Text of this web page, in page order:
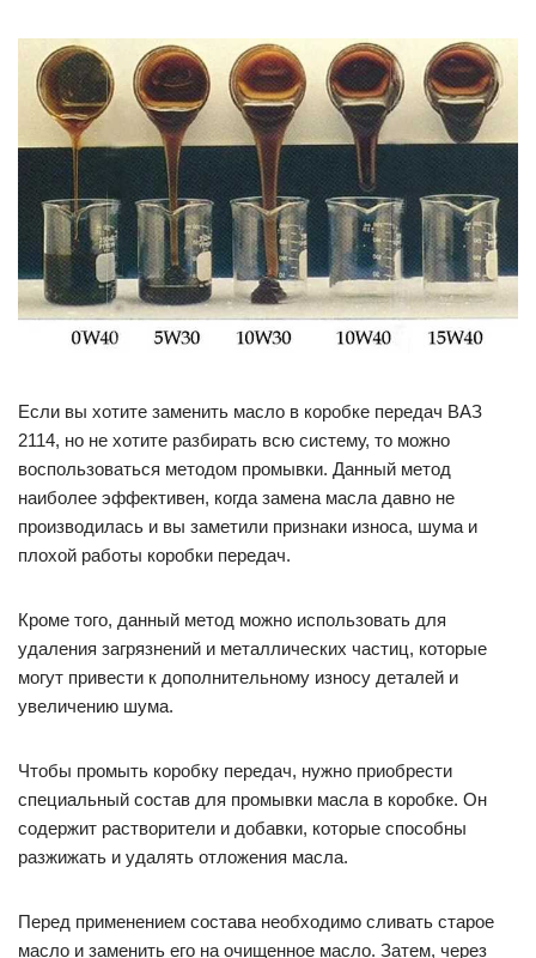
Если вы хотите заменить масло в коробке передач ВАЗ
2114, но не хотите разбирать всю систему, то можно
воспользоваться методом промывки. Данный метод
наиболее эффективен, когда замена масла давно не
производилась и вы заметили признаки износа, шума и
плохой работы коробки передач.
Кроме того, данный метод можно использовать для
удаления загрязнений и металлических частиц, которые
могут привести к дополнительному износу деталей и
увеличению шума.
Чтобы промыть коробку передач, нужно приобрести
специальный состав для промывки масла в коробке. Он
содержит растворители и добавки, которые способны
разжижать и удалять отложения масла.
Перед применением состава необходимо сливать старое
масло и заменить его на очищенное масло. Затем, через